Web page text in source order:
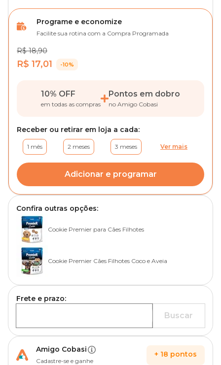
Programe e economize
Facilite sua rotina com a Compra Programada
R$ 18,90
R$ 17,01 -10%
10% OFF
em todas as compras
Pontos em dobro
no Amigo Cobasi
Receber ou retirar em loja a cada:
1 mês 2 meses 3 meses Ver mais
Adicionar e programar
Confira outras opções:
Cookie Premier para Cães Filhotes
Cookie Premier Cães Filhotes Coco e Aveia
Frete e prazo:
Buscar
Amigo Cobasi
Cadastre-se e ganhe
+ 18 pontos